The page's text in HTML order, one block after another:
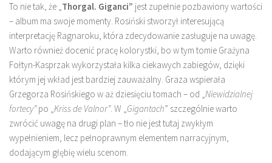
To nie tak, że „Thorgal. Giganci” jest zupełnie pozbawiony wartości
– album ma swoje momenty. Rosiński stworzył interesującą
interpretację Ragnaroku, która zdecydowanie zasługuje na uwagę.
Warto również docenić pracę kolorystki, bo w tym tomie Grażyna
Fołtyn-Kasprzak wykorzystała kilka ciekawych zabiegów, dzięki
którym jej wkład jest bardziej zauważalny. Graza wspierała
Grzegorza Rosińskiego w aż dziesięciu tomach – od „Niewidzialnej
fortecy”po „Kriss de Valnor”. W „Gigantach” szczególnie warto
zwrócić uwagę na drugi plan – tło nie jest tutaj zwykłym
wypełnieniem, lecz pełnoprawnym elementem narracyjnym,
dodającym głębię wielu scenom.